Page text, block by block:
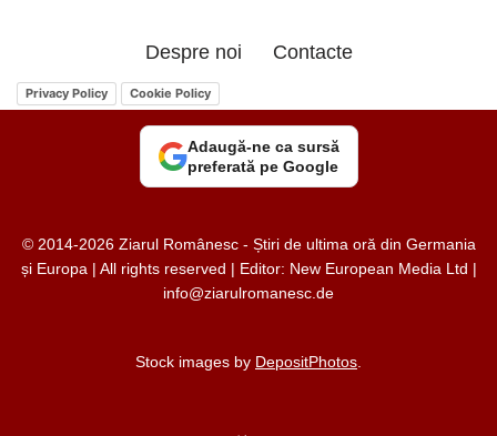
Despre noi Contacte
Privacy Policy Cookie Policy
Adaugă-ne ca sursă
preferată pe Google
© 2014-2026 Ziarul Românesc - Știri de ultima oră din Germania
și Europa | All rights reserved | Editor: New European Media Ltd |
info@ziarulromanesc.de
Stock images by DepositPhotos.